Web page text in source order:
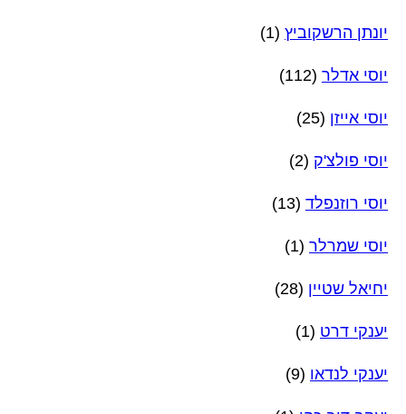
יונתן הרשקוביץ (1)
יוסי אדלר (112)
יוסי אייזן (25)
יוסי פולצ'ק (2)
יוסי רוזנפלד (13)
יוסי שמרלר (1)
יחיאל שטיין (28)
יענקי דרט (1)
יענקי לנדאו (9)